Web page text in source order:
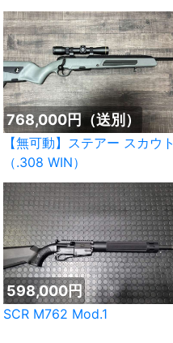
768,000円（送別）
【無可動】ステアー スカウト
（.308 WIN）
598,000円
SCR M762 Mod.1